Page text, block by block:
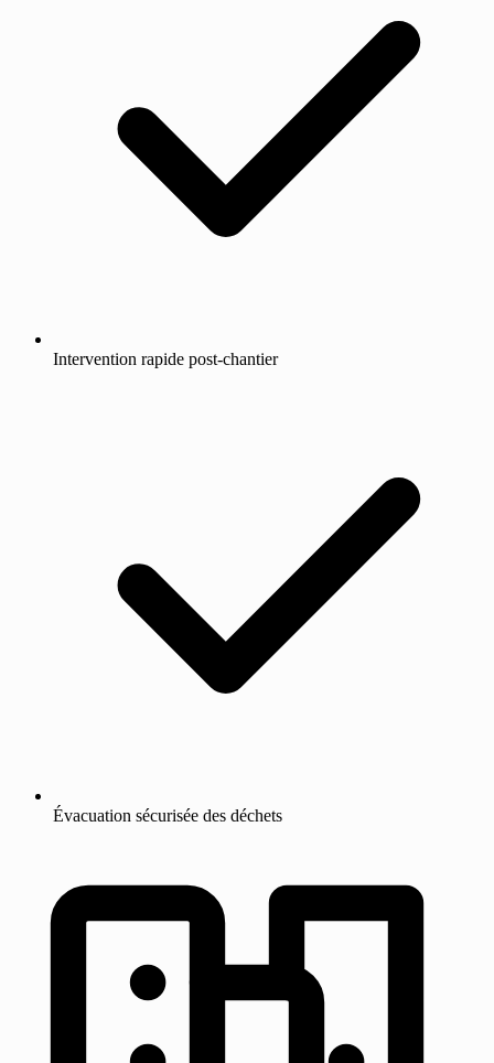
Intervention rapide post-chantier
Évacuation sécurisée des déchets